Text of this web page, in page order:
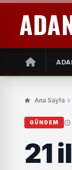
Ana Sayfa
GÜNDEM
21